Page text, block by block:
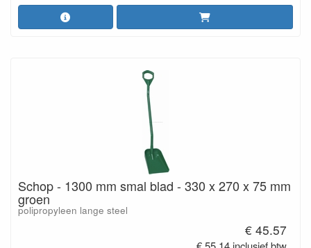
Schop - 1300 mm smal blad - 330 x 270 x 75 mm
groen
polipropyleen lange steel
€ 45.57